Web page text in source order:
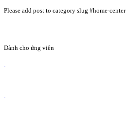
Please add post to category slug #home-
Dành cho ứng viên